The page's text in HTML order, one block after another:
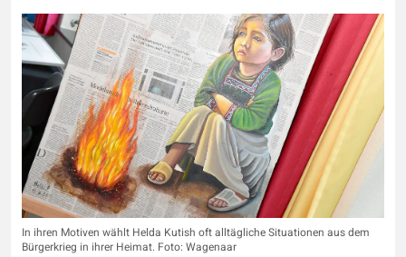
In ihren Motiven wählt Helda Kutish oft alltägliche Situationen aus dem
Bürgerkrieg in ihrer Heimat. Foto: Wagenaar